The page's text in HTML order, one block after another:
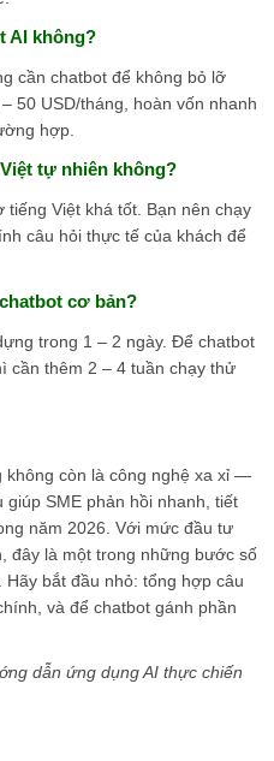
AI không?
cần chatbot để không bỏ lỡ
50 USD/tháng, hoàn vốn nhanh
hợp.
tự nhiên không?
Việt khá tốt. Bạn nên chạy
câu hỏi thực tế của khách để
cơ bản?
trong 1 – 2 ngày. Để chatbot
cần thêm 2 – 4 tuần chạy thử
không còn là công nghệ xa xỉ —
SME phản hồi nhanh, tiết
năm 2026. Với mức đầu tư
đây là một trong những bước số
bắt đầu nhỏ: tổng hợp câu
và để chatbot gánh phần
dẫn ứng dụng AI thực chiến